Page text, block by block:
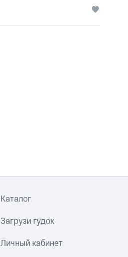
Каталог
Загрузи гудок
Личный кабинет